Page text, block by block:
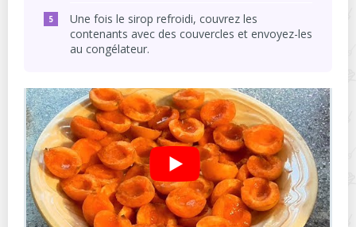
Une fois le sirop refroidi, couvrez les
contenants avec des couvercles et envoyez-les
au congélateur.